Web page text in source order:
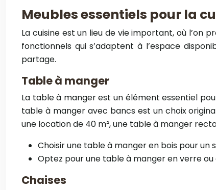
Meubles essentiels pour la
La cuisine est un lieu de vie important, où l’on
fonctionnels qui s’adaptent à l’espace
partage.
Table à manger
La table à manger est un élément essentiel
table à manger avec bancs est un choix
une location de 40 m², une table à manger
Choisir une table à manger en bois pour un
Optez pour une table à manger en verre
Chaises